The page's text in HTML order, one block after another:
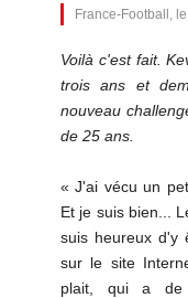
France-Football,
Voilà c'est fait.
trois ans et
nouveau
de 25 ans.
« J'ai vécu un
Et je suis bien...
suis heureux d'y
sur le site
plait, qui a de